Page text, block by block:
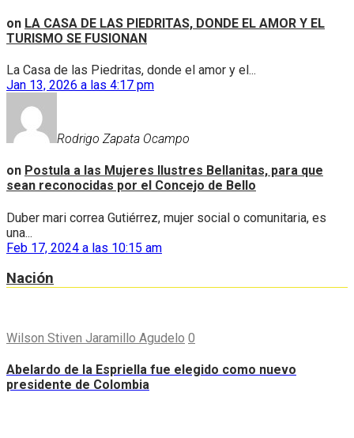
on LA CASA DE LAS PIEDRITAS, DONDE EL AMOR Y EL
TURISMO SE FUSIONAN
La Casa de las Piedritas, donde el amor y el...
Jan 13, 2026 a las 4:17 pm
Rodrigo Zapata Ocampo
on Postula a las Mujeres Ilustres Bellanitas, para que
sean reconocidas por el Concejo de Bello
Duber mari correa Gutiérrez, mujer social o comunitaria, es
una...
Feb 17, 2024 a las 10:15 am
Nación
Wilson Stiven Jaramillo Agudelo 0
Abelardo de la Espriella fue elegido como nuevo
presidente de Colombia